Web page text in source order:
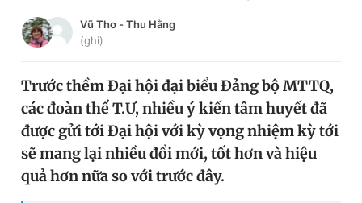
Chuyên mục khác
Tin thị trường Tin 360
Video Magazine
Tin đã xem
Đăng xuất
Vũ Thơ - Thu Hằng
(ghi)
Trước thềm Đại hội đại biểu Đảng bộ MTTQ,
các đoàn thể T.Ư, nhiều ý kiến tâm huyết đã
được gửi tới Đại hội với kỳ vọng nhiệm kỳ tới
sẽ mang lại nhiều đổi mới, tốt hơn và hiệu
quả hơn nữa so với trước đây.